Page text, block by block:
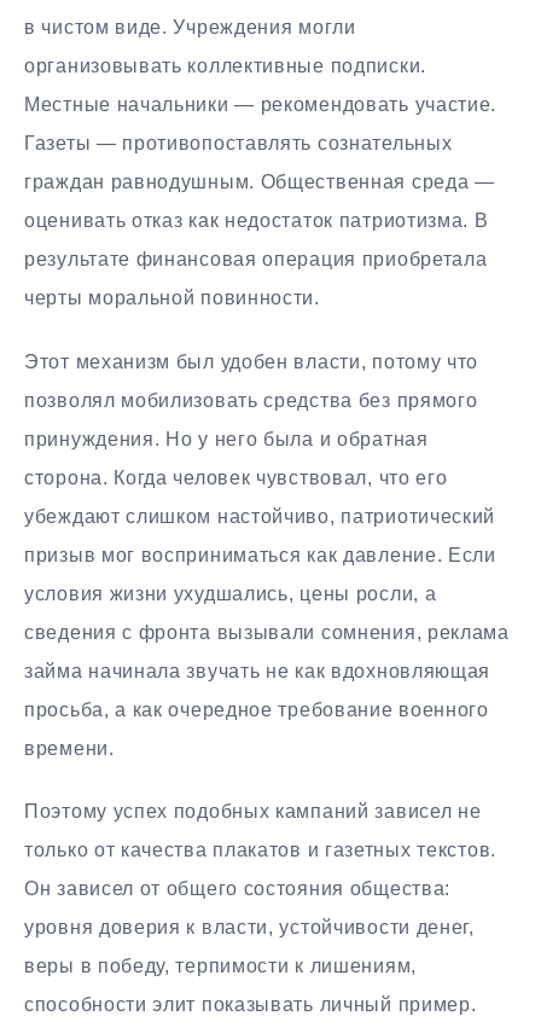
в чистом виде. Учреждения могли
организовывать коллективные подписки.
Местные начальники — рекомендовать участие.
Газеты — противопоставлять сознательных
граждан равнодушным. Общественная среда —
оценивать отказ как недостаток патриотизма. В
результате финансовая операция приобретала
черты моральной повинности.
Этот механизм был удобен власти, потому что
позволял мобилизовать средства без прямого
принуждения. Но у него была и обратная
сторона. Когда человек чувствовал, что его
убеждают слишком настойчиво, патриотический
призыв мог восприниматься как давление. Если
условия жизни ухудшались, цены росли, а
сведения с фронта вызывали сомнения, реклама
займа начинала звучать не как вдохновляющая
просьба, а как очередное требование военного
времени.
Поэтому успех подобных кампаний зависел не
только от качества плакатов и газетных текстов.
Он зависел от общего состояния общества:
уровня доверия к власти, устойчивости денег,
веры в победу, терпимости к лишениям,
способности элит показывать личный пример.